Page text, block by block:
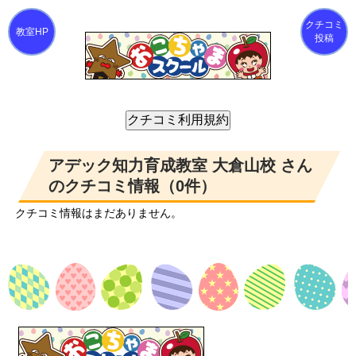
クチコミ
投稿
アデック知力育成教室 大倉山校 さん
のクチコミ情報（0件）
クチコミ情報はまだありません。